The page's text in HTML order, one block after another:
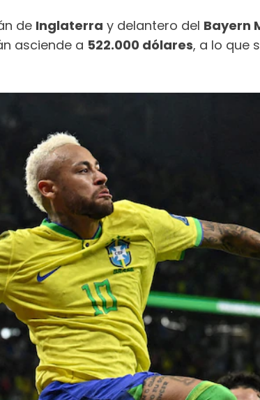
de Inglaterra y delantero del Bayern
asciende a 522.000 dólares, a lo que